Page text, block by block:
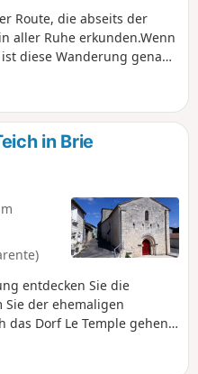
Route, die abseits der
aller Ruhe erkunden.Wenn
diese Wanderung genau
in Brie
entdecken Sie die
der ehemaligen
das Dorf Le Temple gehen